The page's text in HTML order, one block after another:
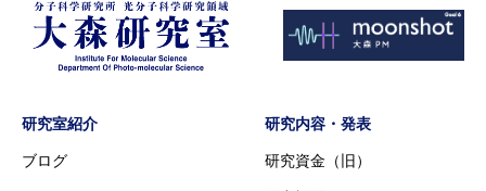
研究室紹介
ブログ
研究内容・発表
研究資金（旧）